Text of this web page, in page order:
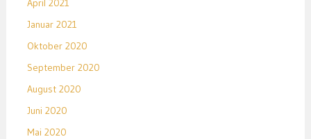
April 2021
Januar 2021
Oktober 2020
September 2020
August 2020
Juni 2020
Mai 2020